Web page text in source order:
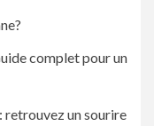
complet pour un
retrouvez un sourire